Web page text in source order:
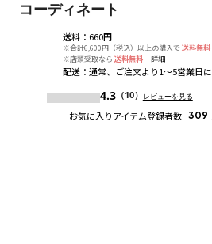
コーディネート
送料： 660円
※合計6,600円（税込）以上の購入で 送料無料
※店頭受取なら 送料無料 詳細
配送： 通常、ご注文より1～5営業日
4.3（10） レビューを見る
お気に入りアイテム登録者数 309